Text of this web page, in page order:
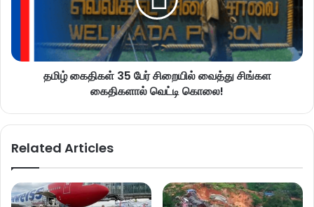
தமிழ் கைதிகள் 35 பேர் சிறையில் வைத்து சிங்கள
கைதிகளால் வெட்டி கொலை!
Related Articles